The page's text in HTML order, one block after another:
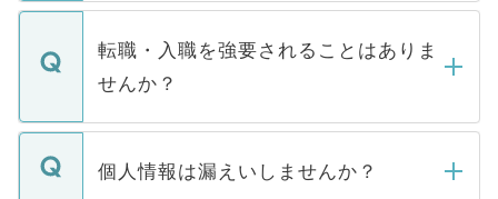
ます。通常、5営業日以内にはご連絡をせて
いただきますので、しばらくお待ちくださ
マイナビDOCTORで取り扱っている求人の
うち約3割は、Webサイトからご覧いただ
けない「非公開求人」です。非公開求人は
下記の理由によって、一般には公開してい
ません。
■応募殺到を避けるため 人気のある医療機
転職・入職を強要されることはありま
せんか？
転職・入職を強要することは一切ありませ
ん。また、仮に応募先から内定をいただい
個人情報は漏えいしませんか？